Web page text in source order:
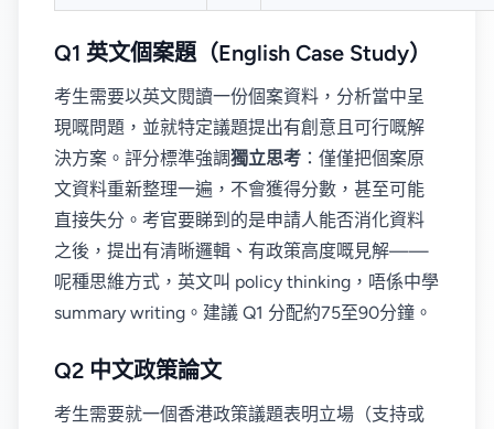
Q1 英文個案題（English Case Study）
考生需要以英文閱讀一份個案資料，分析當中呈
現嘅問題，並就特定議題提出有創意且可行嘅解
決方案。評分標準強調獨立思考 ：僅僅把個案原
文資料重新整理一遍，不會獲得分數，甚至可能
直接失分。考官要睇到的是申請人能否消化資料
之後，提出有清晰邏輯、有政策高度嘅見解——
呢種思維方式，英文叫 policy thinking，唔係中學
summary writing。建議 Q1 分配約75至90分鐘。
Q2 中文政策論文
考生需要就一個香港政策議題表明立場（支持或